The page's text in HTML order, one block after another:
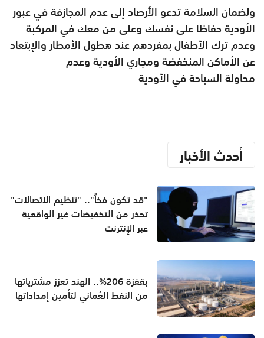
ولضمان السلامة تدعو الأرصاد إلىعدم المجازفة في عبور
الأودية حفاظا على نفسك وعلى من معك في المركبة
وعدم ترك الأطفال بمفردهم عند هطول الأمطار والإبتعاد
عن الأماكن المنخفضة ومجاري الأودية وعدم
محاولةالسباحة في الأودية
أحدث الأخبار
"قد تكون فخاً".. "تنظيم الاتصالات"
تحذر من التخفيضات غير الواقعية
عبر الإنترنت
بقفزة 206%.. الهند تعزز مشترياتها
من النفط العُماني لتأمين إمداداتها